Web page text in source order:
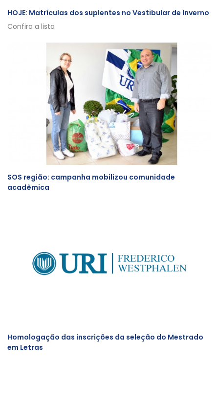
HOJE: Matrículas dos suplentes no Vestibular de Inverno
Confira a lista
SOS região: campanha mobilizou comunidade
acadêmica
Homologação das inscrições da seleção do Mestrado
em Letras